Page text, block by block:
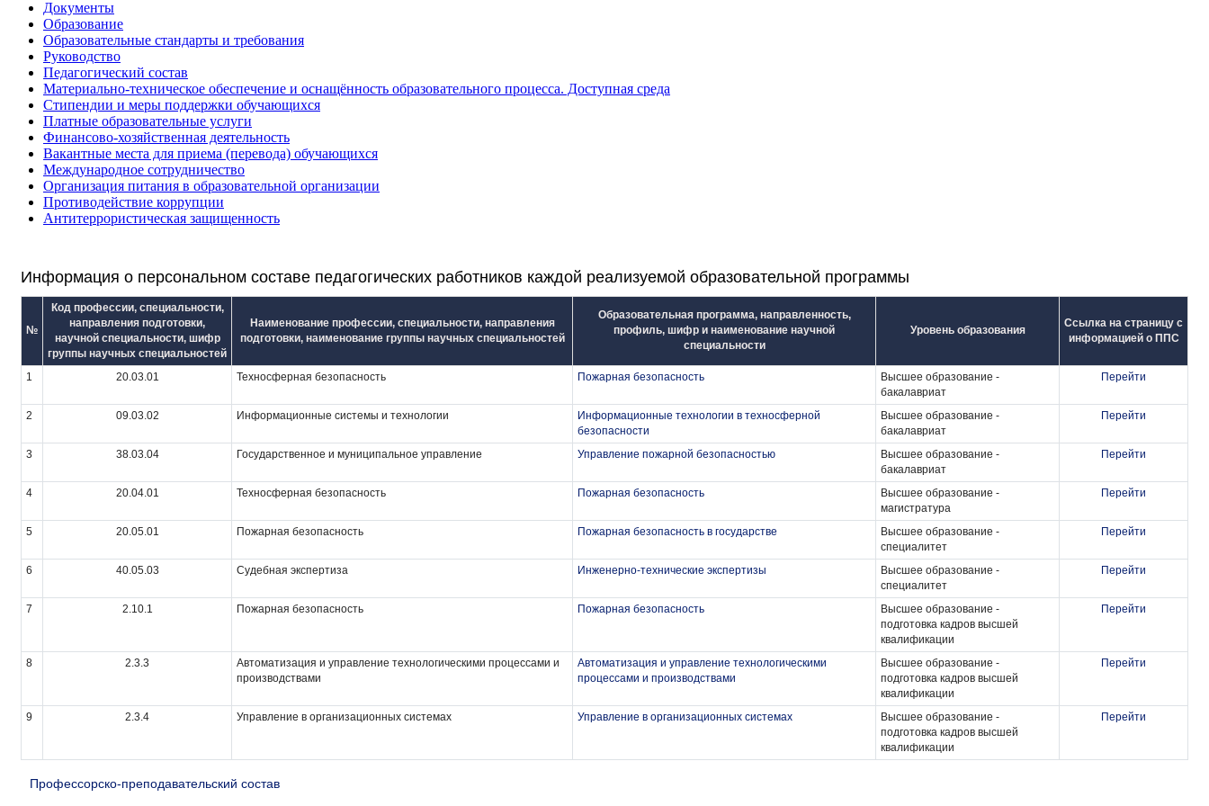
Документы
Образование
Образовательные стандарты и требования
Руководство
Педагогический состав
Материально-техническое обеспечение и оснащённость образовательного процесса. Доступная среда
Стипендии и меры поддержки обучающихся
Платные образовательные услуги
Финансово-хозяйственная деятельность
Вакантные места для приема (перевода) обучающихся
Международное сотрудничество
Организация питания в образовательной организации
Противодействие коррупции
Антитеррористическая защищенность
Информация о персональном составе педагогических работников каждой реализуемой образовательной программы
№
Код профессии, специальности,
направления подготовки,
научной специальности, шифр
группы научных специальностей
Наименование профессии, специальности, направления
подготовки, наименование группы научных специальностей
Образовательная программа, направленность,
профиль, шифр и наименование научной
специальности
Уровень образования
Ссылка на страницу с
информацией о ППС
1 20.03.01 Техносферная безопасность Пожарная безопасность
Высшее образование -
бакалавриат
Перейти
2 09.03.02 Информационные системы и технологии
Информационные технологии в техносферной
безопасности
Высшее образование -
бакалавриат
Перейти
3 38.03.04 Государственное и муниципальное управление Управление пожарной безопасностью
Высшее образование -
бакалавриат
Перейти
4 20.04.01 Техносферная безопасность Пожарная безопасность
Высшее образование -
магистратура
Перейти
5 20.05.01 Пожарная безопасность Пожарная безопасность в государстве
Высшее образование -
специалитет
Перейти
6 40.05.03 Судебная экспертиза Инженерно-технические экспертизы
Высшее образование -
специалитет
Перейти
7 2.10.1 Пожарная безопасность Пожарная безопасность
Высшее образование -
подготовка кадров высшей
квалификации
Перейти
8 2.3.3
Автоматизация и управление технологическими процессами и
производствами
Автоматизация и управление технологическими
процессами и производствами
Высшее образование -
подготовка кадров высшей
квалификации
Перейти
9 2.3.4 Управление в организационных системах Управление в организационных системах
Высшее образование -
подготовка кадров высшей
квалификации
Перейти
Профессорско-преподавательский состав